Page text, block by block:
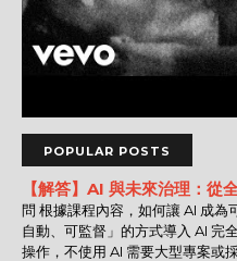
POPULAR POSTS
【解答】AI 與未來治理：從
問 根據課程內容，如何讓 AI 成
自動、可監督」的方式導入 AI 完
操作，不使用 AI 需要大型專案或